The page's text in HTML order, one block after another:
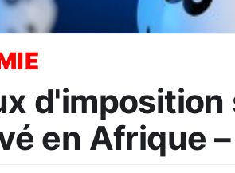
en Afrique